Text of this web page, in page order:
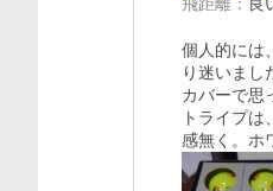
個人的には
り迷いまし
カバーで思
トライプ
感無く。ホ